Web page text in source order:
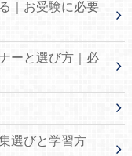
｜お受験に必要
ーと選び方｜必
選びと学習方